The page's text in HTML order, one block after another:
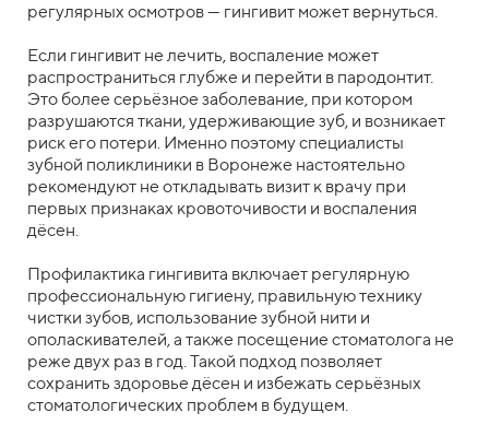
регулярных осмотров — гингивит может вернуться.
Если гингивит не лечить, воспаление может
распространиться глубже и перейти в пародонтит.
Это более серьёзное заболевание, при котором
разрушаются ткани, удерживающие зуб, и возникает
риск его потери. Именно поэтому специалисты
зубной поликлиники в Воронеже настоятельно
рекомендуют не откладывать визит к врачу при
первых признаках кровоточивости и воспаления
дёсен.
Профилактика гингивита включает регулярную
профессиональную гигиену, правильную технику
чистки зубов, использование зубной нити и
ополаскивателей, а также посещение стоматолога не
реже двух раз в год. Такой подход позволяет
сохранить здоровье дёсен и избежать серьёзных
стоматологических проблем в будущем.